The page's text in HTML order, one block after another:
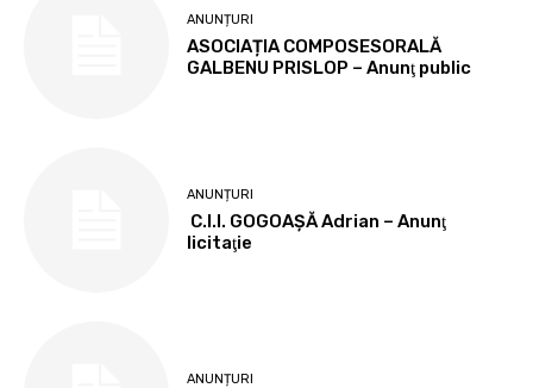
ANUNȚURI
ASOCIAȚIA COMPOSESORALĂ
GALBENU PRISLOP – Anunţ public
ANUNȚURI
C.I.I. GOGOAŞĂ Adrian – Anunţ
licitaţie
ANUNȚURI